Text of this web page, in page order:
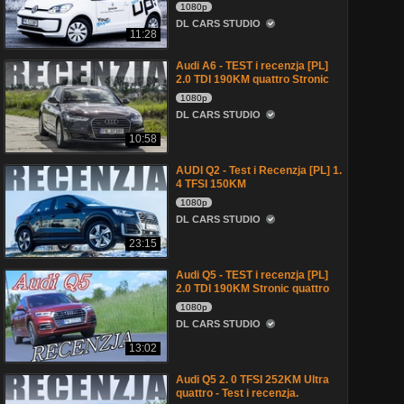
11:28
1080p
DL CARS STUDIO
10:58
Audi A6 - TEST i recenzja [PL]
2.0 TDI 190KM quattro Stronic
1080p
DL CARS STUDIO
23:15
AUDI Q2 - Test i Recenzja [PL] 1.
4 TFSI 150KM
1080p
DL CARS STUDIO
13:02
Audi Q5 - TEST i recenzja [PL]
2.0 TDI 190KM Stronic quattro
1080p
DL CARS STUDIO
Audi Q5 2. 0 TFSI 252KM Ultra
quattro - Test i recenzja.